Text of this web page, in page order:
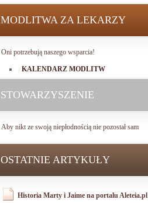
MODLITWA ZA LEKARZY
Oni potrzebują naszego wsparcia!
KALENDARZ MODLITW
STOWARZYSZENIE
Aby nikt ze swoją niepłodnością nie pozostał sam
OSTATNIE ARTYKUŁY
Historia Marty i Jaime na portalu Aleteia.pl